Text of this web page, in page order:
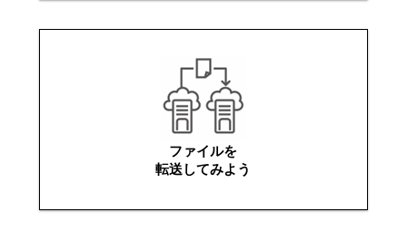
ファイルを
転送してみよう